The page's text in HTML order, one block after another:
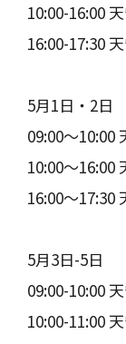
10:00-16:00
16:00-17:30
5月1日・2日
09:00～10:00
10:00～16:00
16:00～17:30
5月3日-5日
09:00-10:00
10:00-11:00